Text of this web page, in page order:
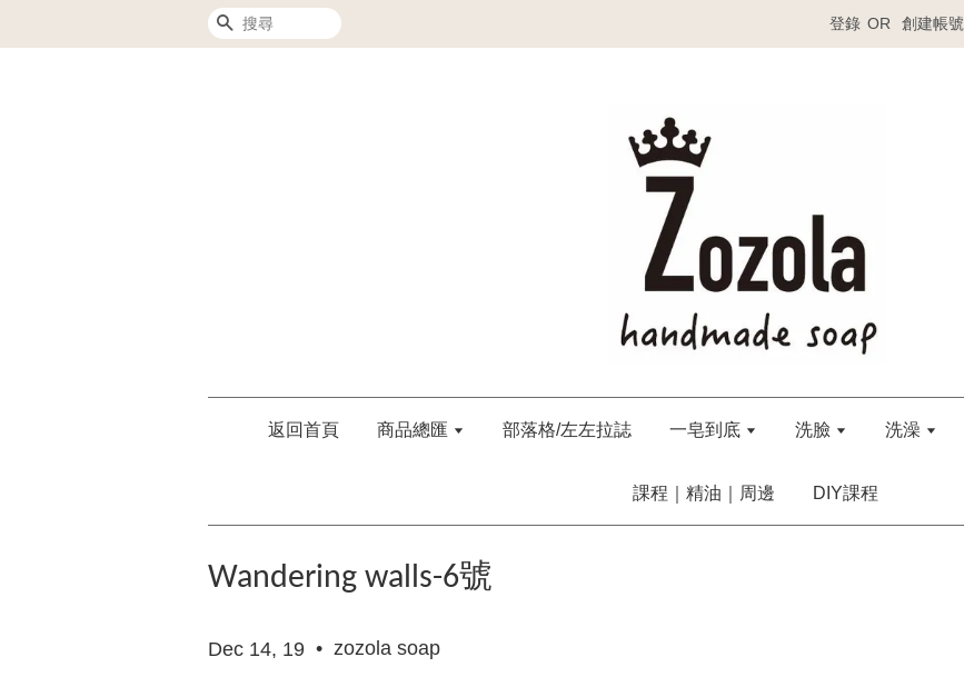
搜尋 登錄 OR 創建帳號
返回首頁 商品總匯 部落格/左左拉誌 一皂到底 洗臉 洗澡
課程｜精油｜周邊 DIY課程
Wandering walls-6號
Dec 14, 19 • zozola soap